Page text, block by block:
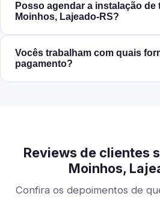
Posso agendar a instalação de
Moinhos, Lajeado‑RS?
Vocês trabalham com quais
pagamento?
Reviews de clientes
Moinhos,
Confira os depoimentos de